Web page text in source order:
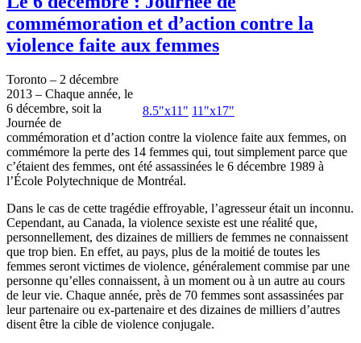
commémoration et d’action contre la
violence faite aux femmes
8.5"x11 " 11"x17"
Toronto – 2 décembre
2013 – Chaque année, le
6 décembre, soit la
Journée de
commémoration et d’action contre la violence faite aux femmes, on
commémore la perte des 14 femmes qui, tout simplement parce que
c’étaient des femmes, ont été assassinées le 6 décembre 1989 à
l’École Polytechnique de Montréal.
Dans le cas de cette tragédie effroyable, l’agresseur était un inconnu.
Cependant, au Canada, la violence sexiste est une réalité que,
personnellement, des dizaines de milliers de femmes ne connaissent
que trop bien. En effet, au pays, plus de la moitié de toutes les
femmes seront victimes de violence, généralement commise parune
personne qu’elles connaissent, à un moment ou à un autre au cours
de leurvie. Chaque année, près de 70 femmes sont assassinées par
leur partenaire ou ex-partenaire et des dizaines de milliers d’autres
disent être la cible de violence conjugale.